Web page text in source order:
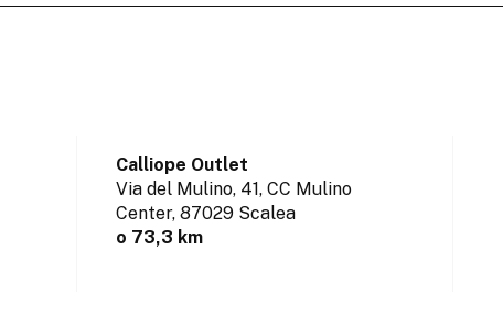
Calliope Outlet
Via del Mulino, 41, CC Mulino
Center, 87029 Scalea
o 73,3 km